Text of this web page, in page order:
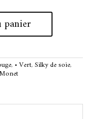
panier
A
t
n
a
e
, • Vert, Silky de soie,